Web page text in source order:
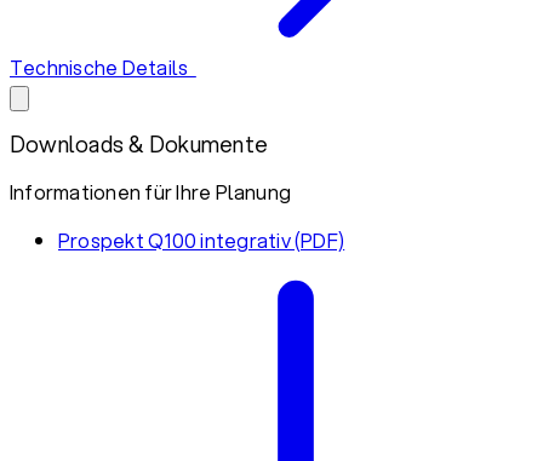
Technische Details
Downloads & Dokumente
Informationen für Ihre Planung
Prospekt Q100 integrativ (PDF)